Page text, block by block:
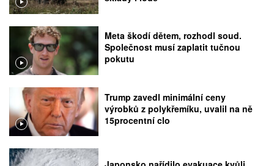
Meta škodí dětem, rozhodl soud.
Společnost musí zaplatit tučnou
pokutu
Trump zavedl minimální ceny
výrobků z polykřemíku, uvalil na ně
15procentní clo